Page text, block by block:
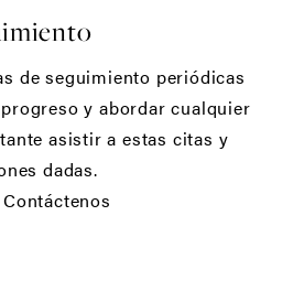
de seguimiento periódicas
y abordar cualquier
asistir a estas citas y
dadas.
Contáctenos